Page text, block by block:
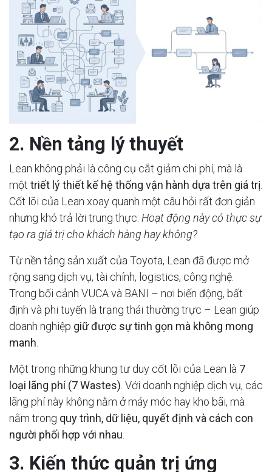
2. Nền tảng lý thuyết
Lean không phải là công cụ cắt giảm chi phí, mà là
một triết lý thiết kế hệ thống vận hành dựa trên giá trị.
Cốt lõi của Lean xoay quanh một câu hỏi rất đơn giản
nhưng khó trả lời trung thực: Hoạt động này có thực sự
tạo ra giá trị cho khách hàng hay không?
Từ nền tảng sản xuất của Toyota, Lean đã được mở
rộng sang dịch vụ, tài chính, logistics, công nghệ.
Trong bối cảnh VUCA và BANI – nơi biến động, bất
định và phi tuyến là trạng thái thường trực – Lean giúp
doanh nghiệp giữ được sự tinh gọn mà không mong
manh.
Một trong những khung tư duy cốt lõi của Lean là 7
loại lãng phí (7 Wastes). Với doanh nghiệp dịch vụ, các
lãng phí này không nằm ở máy móc hay kho bãi, mà
nằm trong quy trình, dữ liệu, quyết định và cách con
người phối hợp với nhau.
3. Kiến thức quản trị ứng